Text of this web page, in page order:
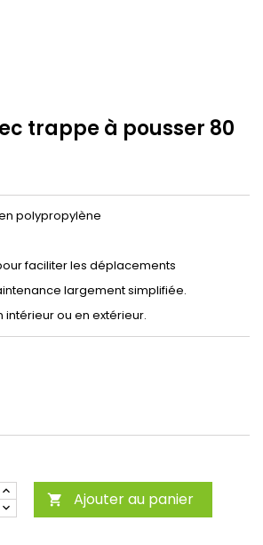
trappe à pousser 80
polypropylène
faciliter les déplacements
largement simplifiée.
intérieur ou en extérieur.
 Ajouter au panier